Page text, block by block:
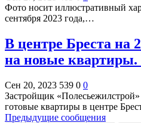
Фото носит иллюстративный
сентября 2023 года,…
В центре Бреста на
на новые
Сен 20, 2023 539 0 0
Застройщик
готовые квартиры в центре
Предыдущие сообщения